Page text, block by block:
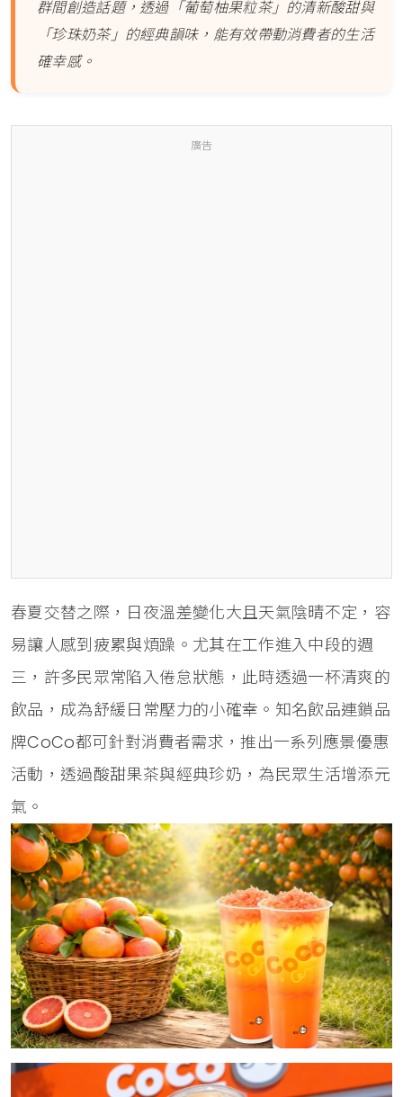
群間創造話題，透過「葡萄柚果粒茶」的清新酸甜與
「珍珠奶茶」的經典韻味，能有效帶動消費者的生活
確幸感。
廣告
春夏交替之際，日夜溫差變化大且天氣陰晴不定，容
易讓人感到疲累與煩躁。尤其在工作進入中段的週
三，許多民眾常陷入倦怠狀態，此時透過一杯清爽的
飲品，成為舒緩日常壓力的小確幸。知名飲品連鎖品
牌CoCo都可針對消費者需求，推出一系列應景優惠
活動，透過酸甜果茶與經典珍奶，為民眾生活增添元
氣。